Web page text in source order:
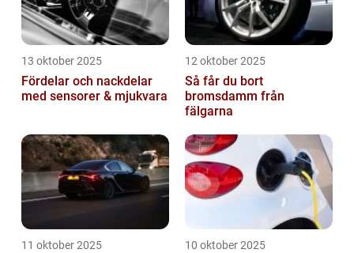
13 oktober 2025
Fördelar och nackdelar
med sensorer & mjukvara
12 oktober 2025
Så får du bort
bromsdamm från
fälgarna
11 oktober 2025 10 oktober 2025